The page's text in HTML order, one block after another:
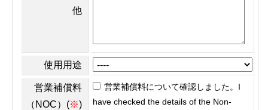
他
使用用途
営業補償料
（NOC）(※)
営業補償料について確認しました。I
have checked the details of the Non-